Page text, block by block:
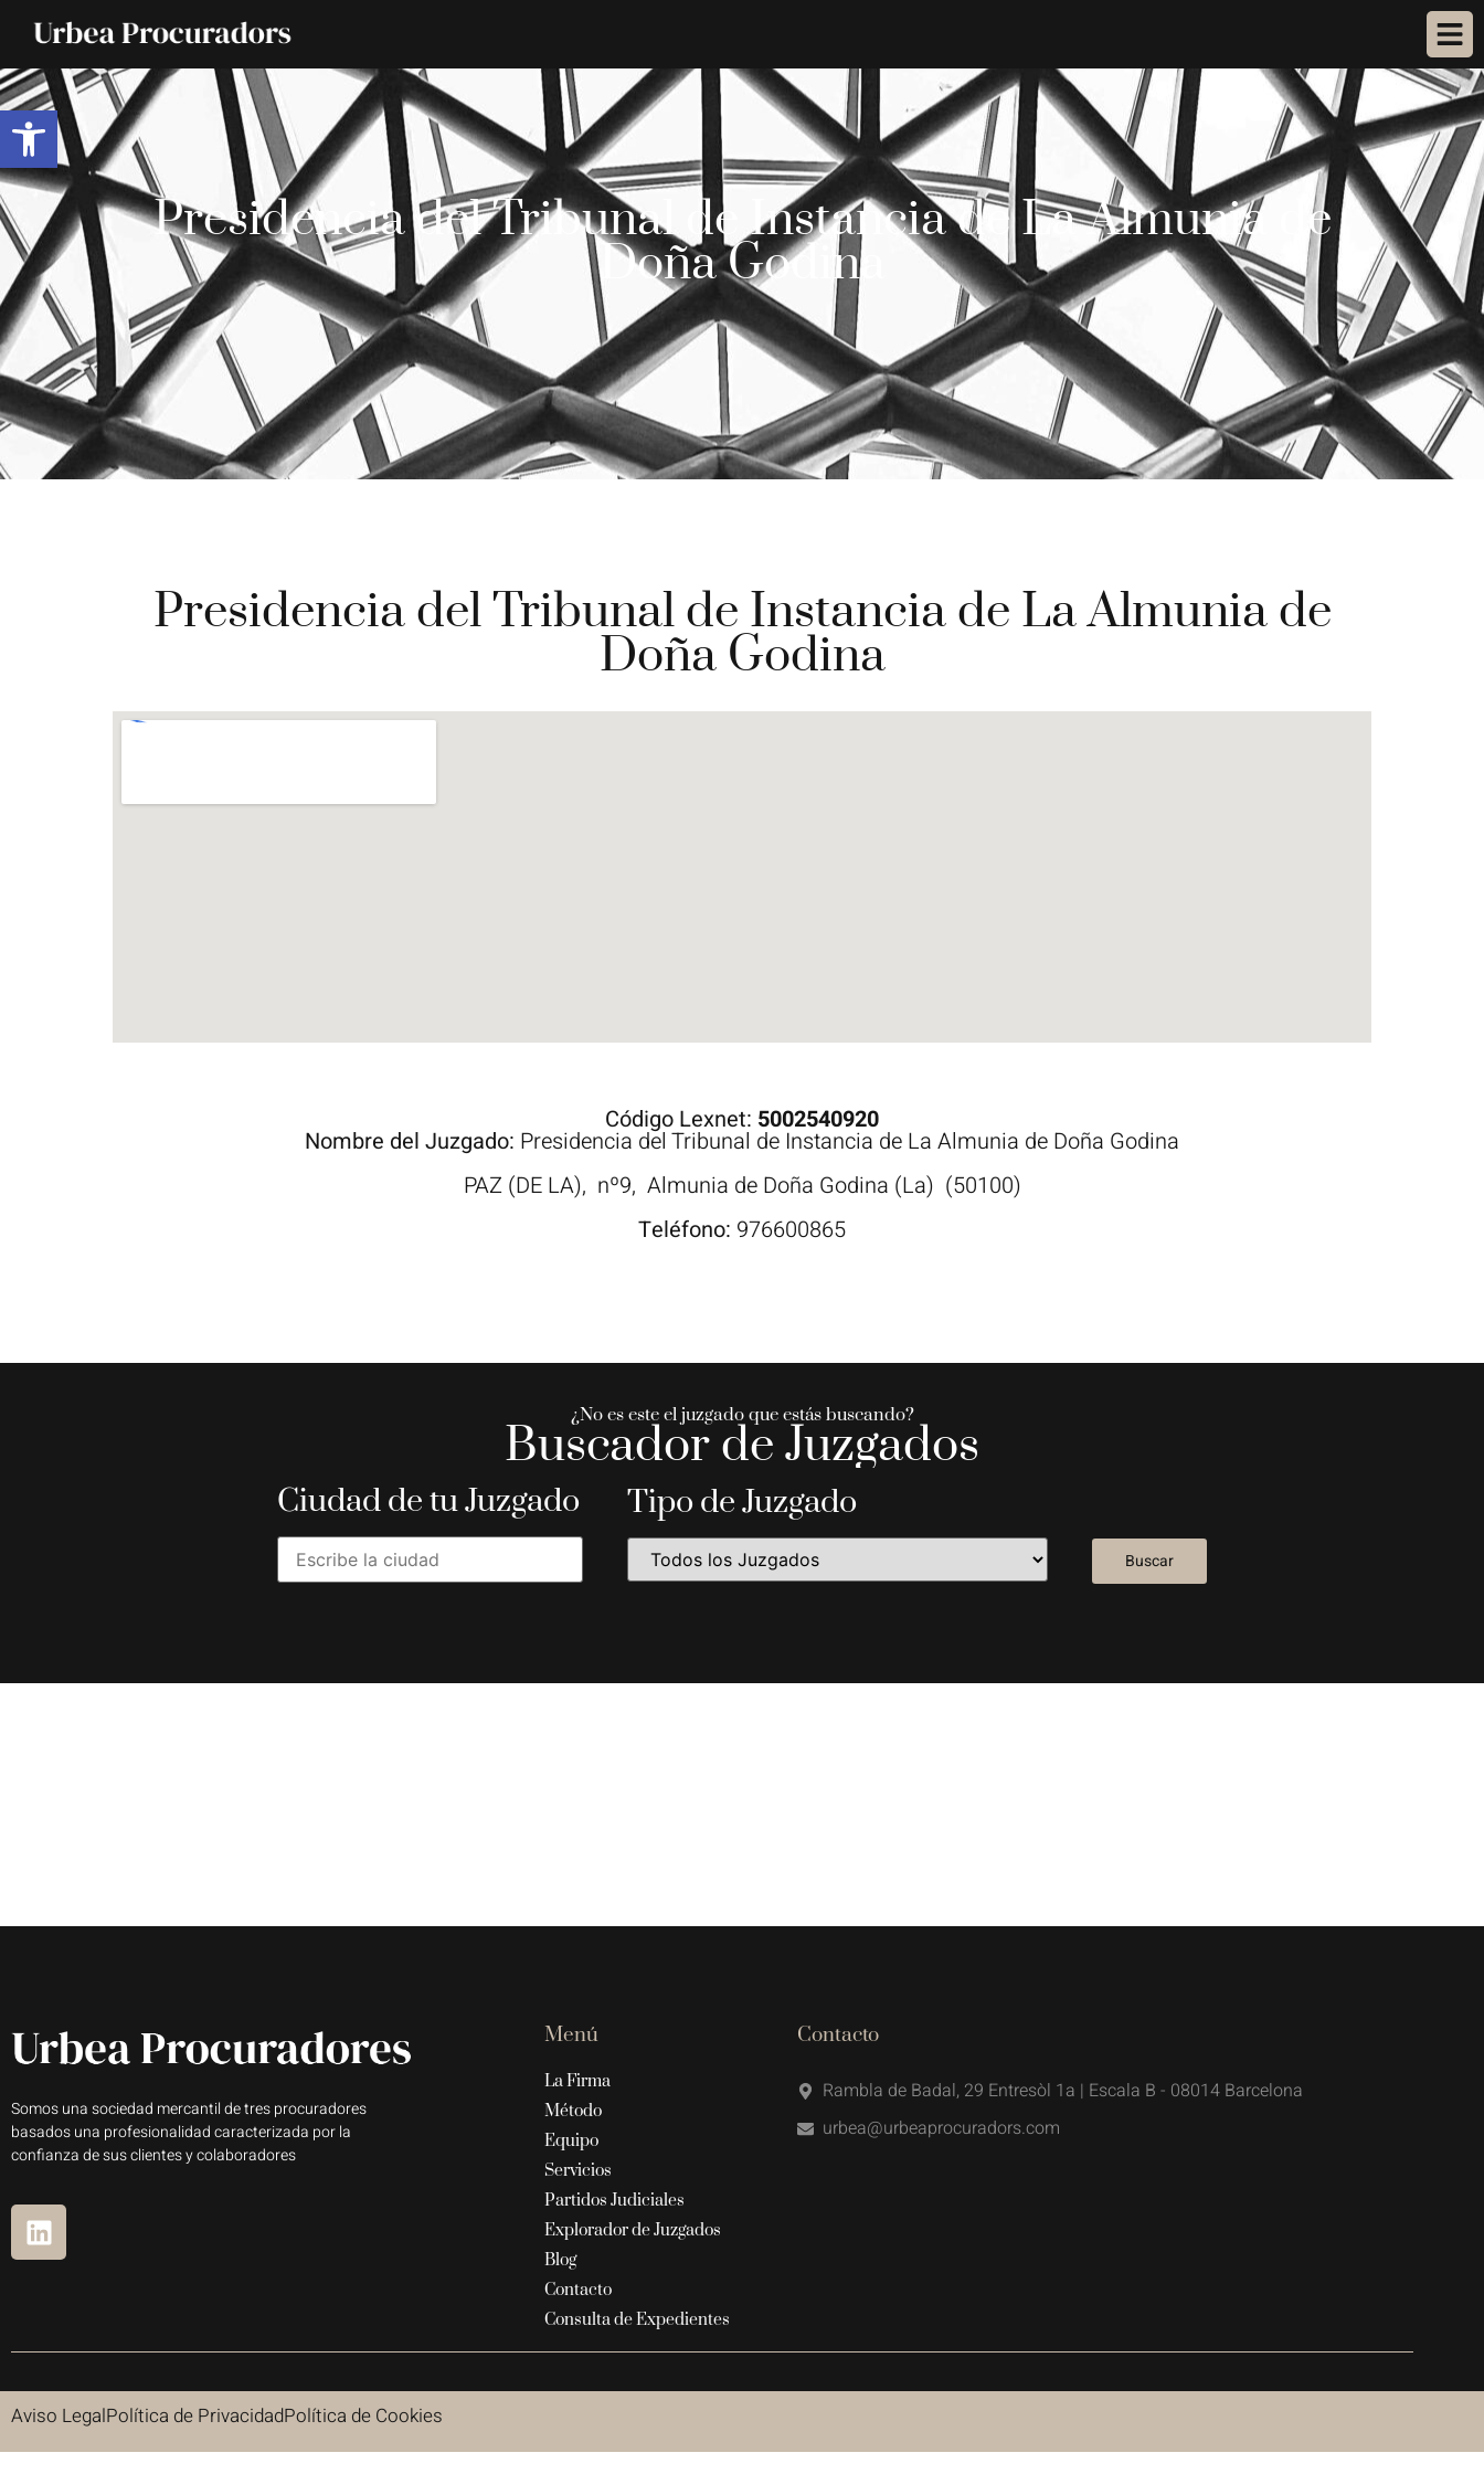
Abrir barra de herramientas
Presidencia del Tribunal de Instancia de La Almunia de
Doña Godina
Presidencia del Tribunal de Instancia de La Almunia de
Doña Godina
Código Lexnet: 5002540920
Nombre del Juzgado: Presidencia del Tribunal de Instancia de La Almunia de Doña Godina
PAZ (DE LA), nº9, Almunia de Doña Godina (La) (50100)
Teléfono: 976600865
¿No es este el juzgado que estás buscando?
Buscador de Juzgados
Ciudad de tu Juzgado Tipo de Juzgado
Somos una sociedad mercantil de tres procuradores
basados una profesionalidad caracterizada por la
confianza de sus clientes y colaboradores
Menú
La Firma
Método
Equipo
Servicios
Partidos Judiciales
Explorador de Juzgados
Blog
Contacto
Consulta de Expedientes
Contacto
Rambla de Badal, 29 Entresòl 1a | Escala B - 08014 Barcelona
urbea@urbeaprocuradors.com
Aviso LegalPolítica de PrivacidadPolítica de Cookies